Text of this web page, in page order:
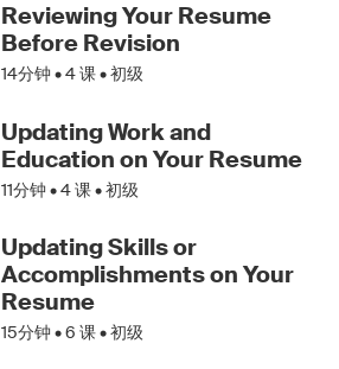
Reviewing Your Resume
Before Revision
14分钟 •4课 • 初级
Updating Work and
Education on Your Resume
11分钟 •4课 • 初级
Updating Skills or
Accomplishments on Your
Resume
15分钟 •6 课 • 初级